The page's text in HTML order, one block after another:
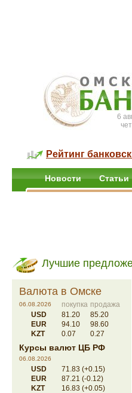
6
Рейтинг
Новости Статьи
Лучшие
Валюта в Омске
06.08.2026 покупка продажа
USD
81.20
85.20
EUR
94.10
98.60
KZT
0.07 0.27
Курсы валют ЦБ РФ
06.08.2026
USD
71.83 (+0.15)
EUR
87.21 (-0.12)
KZT
16.83 (+0.05)